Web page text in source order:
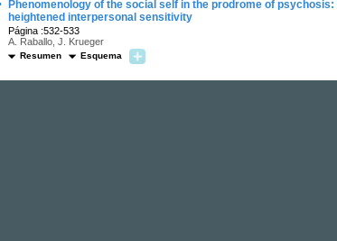
Phenomenology of the social self in the prodrome of
heightened interpersonal sensitivity
Página :532-533
A. Raballo, J. Krueger
Resumen Esquema